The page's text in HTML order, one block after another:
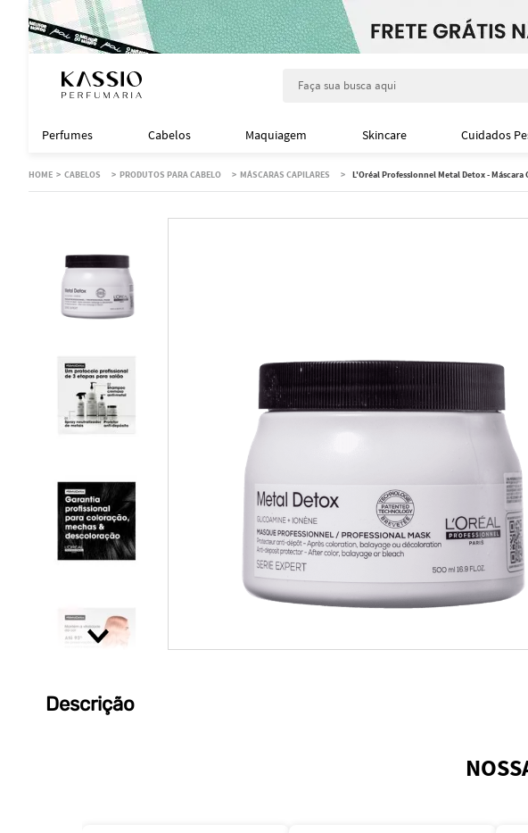
Perfumes Cabelos Maquiagem Skincare Cuidados
CABELOS PRODUTOS PARA CABELO MÁSCARAS CAPILARES L'Oréal Professionnel Metal Detox - Máscara
Descrição